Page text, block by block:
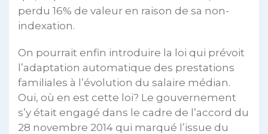
perdu 16% de valeur en raison de sa non-
indexation.
On pourrait enfin introduire la loi qui prévoit
l’adaptation automatique des prestations
familiales à l’évolution du salaire médian.
Oui, où en est cette loi? Le gouvernement
s’y était engagé dans le cadre de l’accord du
28 novembre 2014 qui marqué l’issue du